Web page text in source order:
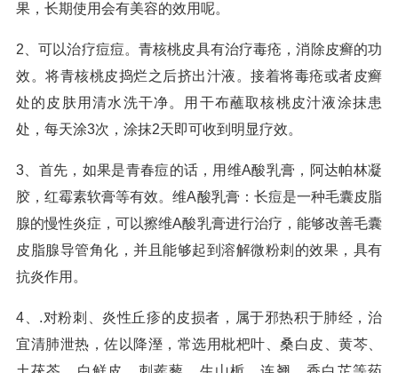
果，长期使用会有美容的效用呢。
2、可以治疗痘痘。青核桃皮具有治疗毒疮，消除皮癣的功
效。将青核桃皮捣烂之后挤出汁液。接着将毒疮或者皮癣
处的皮肤用清水洗干净。用干布蘸取核桃皮汁液涂抹患
处，每天涂3次，涂抹2天即可收到明显疗效。
3、首先，如果是青春痘的话，用维A酸乳膏，阿达帕林凝
胶，红霉素软膏等有效。维A酸乳膏：长痘是一种毛囊皮脂
腺的慢性炎症，可以擦维A酸乳膏进行治疗，能够改善毛囊
皮脂腺导管角化，并且能够起到溶解微粉刺的效果，具有
抗炎作用。
4、.对粉刺、炎性丘疹的皮损者，属于邪热积于肺经，治
宜清肺泄热，佐以降溼，常选用枇杷叶、桑白皮、黄芩、